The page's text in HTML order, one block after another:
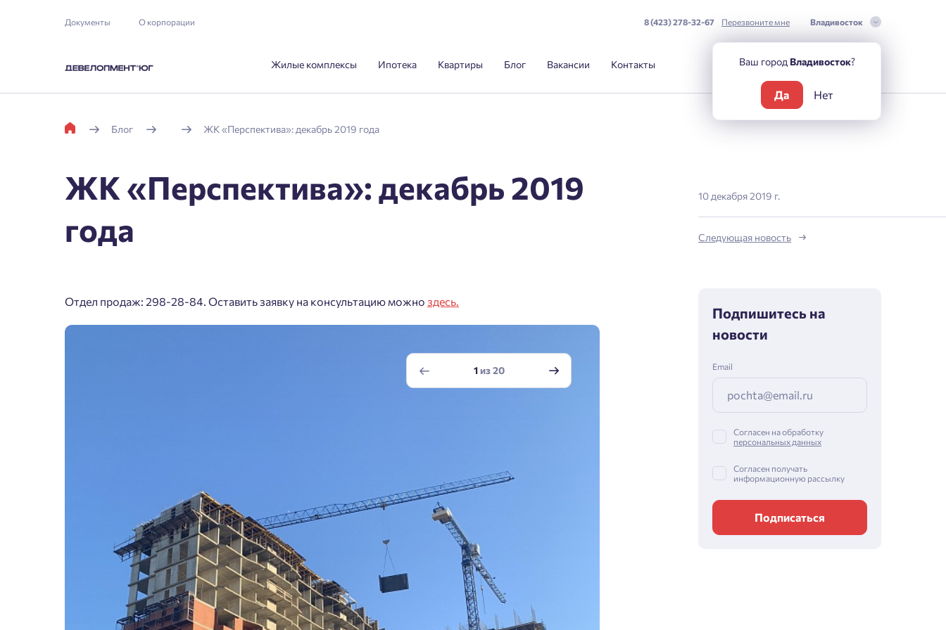
Документы О корпорации 8 (423) 278-32-67 Перезвоните мне Владивосток
Жилые комплексы Ипотека Квартиры Блог Вакансии Контакты
Блог ЖК «Перспектива»: декабрь 2019 года
ЖК «Перспектива»: декабрь 2019
года
Отдел продаж: 298-28-84. Оставить заявку на консультацию можно здесь.
1из20
10 декабря 2019 г.
Следующая новость
Подпишитесь на
новости
Email
Согласен на обработку
персональных данных
Согласен получать
информационную рассылку
Подписаться
Добро пожаловать в
Ваш город Владивосток?
Да Нет